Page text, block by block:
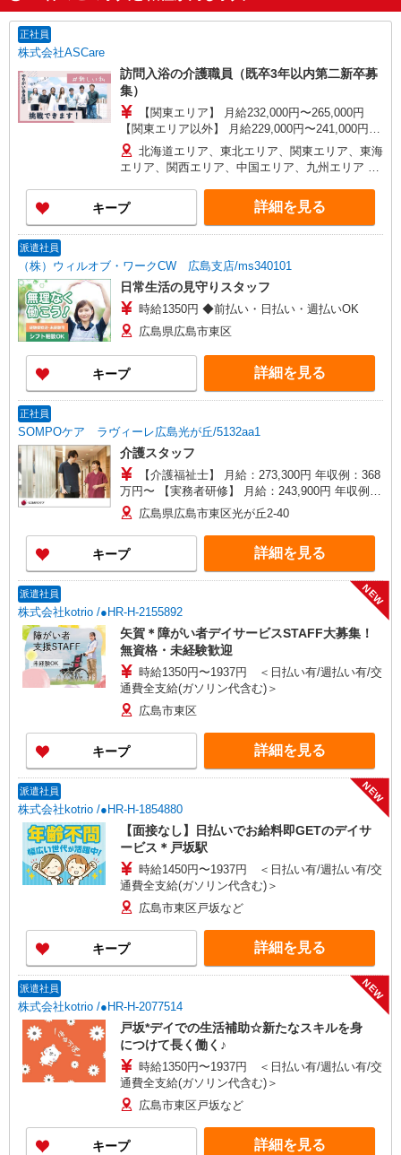
正社員
株式会社ASCare
訪問入浴の介護職員（既卒3年以内第二新卒募
集）
【関東エリア】 月給232,000円〜265,000円
【関東エリア以外】 月給229,000円〜241,000円
※勤務地域により異なります ※地域手当含む ※交
付金手当含む ※各種手当は待遇項目を参照 ◎キャ
リアステップ年収モデル（参考値） 一般職（平均
勤続年数5年）390万円 事業所長（平均勤続年数10
年 2〜3年で所長になる人もいます！）500万円
ブロック長（平均勤続年数13年）650万円 エリア
北海道エリア、東北エリア、関東エリア、東海
エリア、関西エリア、中国エリア、九州エリア ※
属されます。 ※Ｕ・Ｉターン歓迎！会社都合によ
る異動等はございません！
キープ 詳細を見る
派遣社員
（株）ウィルオブ・ワークCW 広島支店/ms340101
日常生活の見守りスタッフ
時給1350円 ◆前払い・日払い・週払いOK
広島県広島市東区
キープ 詳細を見る
正社員
SOMPOケア ラヴィーレ広島光が丘/5132aa1
介護スタッフ
【介護福祉士】 月給：273,300円 年収例：368
万円〜 【実務者研修】 月給：243,900円 年収例：
329万円〜 【初任者研修・無資格】 月給：
234,500円 年収例：317万円〜 ※職務手当、働き
がい向上手当、日祝手当（月平均2回分）、夜勤手
当（月平均5回分）等、毎月平均的に支払われる手
当を含みます。 ※介護福祉士のみ、特別職務手当
分〜） ◎賞与 基本給2.08ヶ月分/年支給
広島県広島市東区光が丘2-40
キープ 詳細を見る
派遣社員
株式会社kotrio /●HR-H-2155892
NEW
矢賀＊障がい者デイサービスSTAFF大募集！
無資格・未経験歓迎
時給1350円〜1937円 ＜日払い有/週払い有/交
通費全支給(ガソリン代含む)＞
広島市東区
キープ 詳細を見る
派遣社員
株式会社kotrio /●HR-H-1854880
NEW
【面接なし】日払いでお給料即GETのデイサ
ービス＊戸坂駅
時給1450円〜1937円 ＜日払い有/週払い有/交
通費全支給(ガソリン代含む)＞
広島市東区戸坂など
キープ 詳細を見る
派遣社員
株式会社kotrio /●HR-H-2077514
NEW
戸坂*デイでの生活補助☆新たなスキルを身
につけて長く働く♪
時給1350円〜1937円 ＜日払い有/週払い有/交
通費全支給(ガソリン代含む)＞
広島市東区戸坂など
キープ 詳細を見る